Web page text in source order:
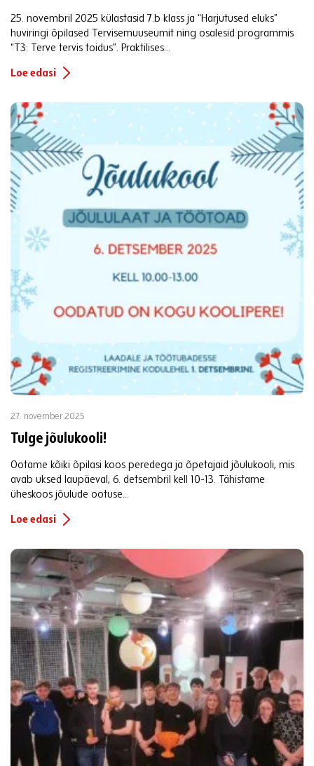
25. novembril 2025 külastasid 7.b klass ja “Harjutused eluks”
huviringi õpilased Tervisemuuseumit ning osalesid programmis
“T3: Terve tervis toidus”. Praktilises...
Loe edasi
27. november 2025
Tulge jõulukooli!
Ootame kõiki õpilasi koos peredega ja õpetajaid jõulukooli, mis
avab uksed laupäeval, 6. detsembril kell 10-13. Tähistame
üheskoos jõulude ootuse...
Loe edasi